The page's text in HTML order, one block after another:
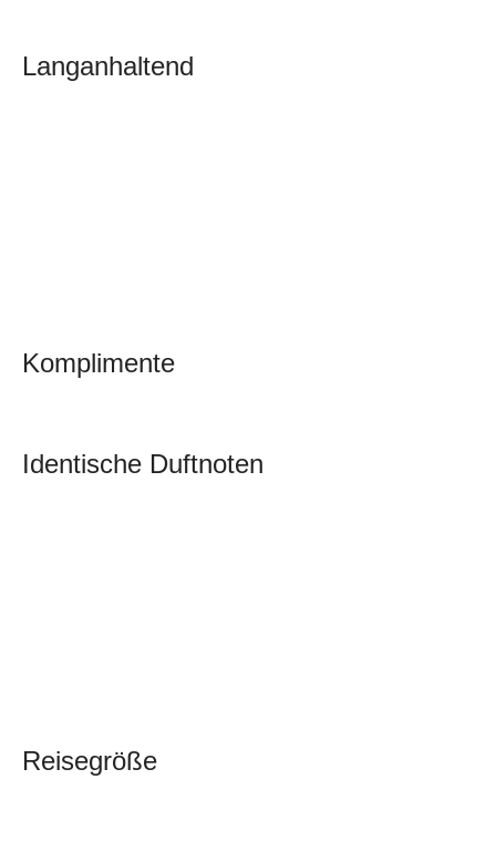
Langanhaltend
Komplimente
Identische Duftnoten
Reisegröße